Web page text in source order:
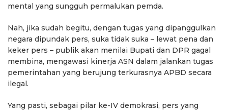
mental yang sungguh permalukan pemda.
Nah, jika sudah begitu, dengan tugas yang dipanggulkan
negara dipundak pers, suka tidak suka – lewat pena dan
keker pers – publik akan menilai Bupati dan DPR gagal
membina, mengawasi kinerja ASN dalam jalankan tugas
pemerintahan yang berujung terkurasnya APBD secara
ilegal.
Yang pasti, sebagai pilar ke-IV demokrasi, pers yang